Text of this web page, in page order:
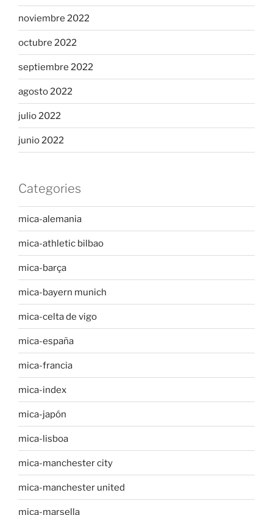
noviembre 2022
octubre 2022
septiembre 2022
agosto 2022
julio 2022
junio 2022
Categories
mica-alemania
mica-athletic bilbao
mica-barça
mica-bayern munich
mica-celta de vigo
mica-españa
mica-francia
mica-index
mica-japón
mica-lisboa
mica-manchester city
mica-manchester united
mica-marsella